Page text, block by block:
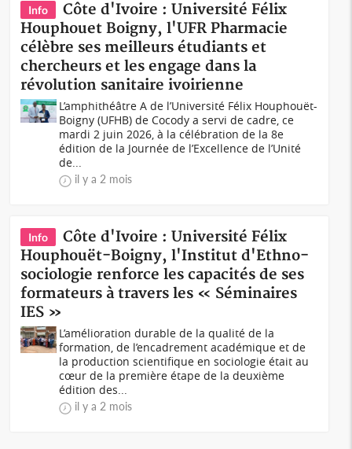
Info
Côte d'Ivoire : Université Félix
Houphouet Boigny, l'UFR Pharmacie
célèbre ses meilleurs étudiants et
chercheurs et les engage dans la
révolution sanitaire ivoirienne
L’amphithéâtre A de l’Université Félix Houphouët-
Boigny (UFHB) de Cocody a servi de cadre, ce
mardi 2 juin 2026, à la célébration de la 8e
édition de la Journée de l’Excellence de l’Unité
de...
il y a 2 mois
Info
Côte d'Ivoire : Université Félix
Houphouët-Boigny, l'Institut d'Ethno-
sociologie renforce les capacités de ses
formateurs à travers les « Séminaires
IES »
L’amélioration durable de la qualité de la
formation, de l’encadrement académique et de
la production scientifique en sociologie était au
cœur de la première étape de la deuxième
édition des...
il y a 2 mois